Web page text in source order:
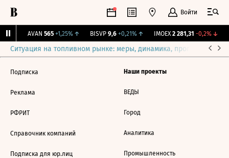
Войти
AVAN 565 +1,25%↑ BISVP 9,6 +0,21%↑ IMOEX 2 281,31 -0,2%↓
Ситуация на топливном рынке: меры, динамика, прогнозы
Подписка
Реклама
РФРИТ
Справочник компаний
Подписка для юр.лиц
Наши проекты
ВЕДЫ
Город
Аналитика
Промышленность